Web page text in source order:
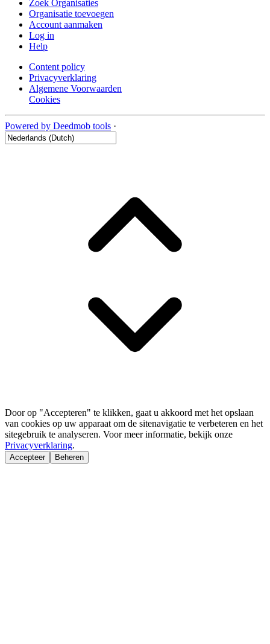
Zoek Organisaties
Organisatie toevoegen
Account aanmaken
Log in
Help
Content policy
Privacyverklaring
Algemene Voorwaarden
Cookies
Powered by Deedmob tools ·
Door op "Accepteren" te klikken, gaat u akkoord met het opslaan
van cookies op uw apparaat om de sitenavigatie te verbeteren en het
sitegebruik te analyseren. Voor meer informatie, bekijk onze
Privacyverklaring.
Accepteer Beheren